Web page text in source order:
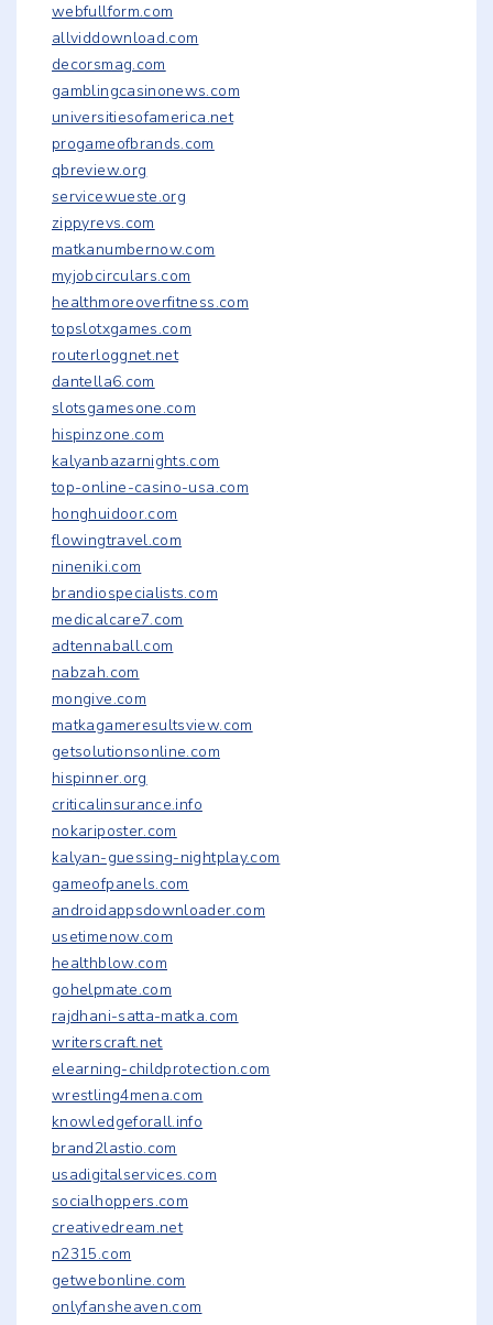
webfullform.com
allviddownload.com
decorsmag.com
gamblingcasinonews.com
universitiesofamerica.net
progameofbrands.com
qbreview.org
servicewueste.org
zippyrevs.com
matkanumbernow.com
myjobcirculars.com
healthmoreoverfitness.com
topslotxgames.com
routerloggnet.net
dantella6.com
slotsgamesone.com
hispinzone.com
kalyanbazarnights.com
top-online-casino-usa.com
honghuidoor.com
flowingtravel.com
nineniki.com
brandiospecialists.com
medicalcare7.com
adtennaball.com
nabzah.com
mongive.com
matkagameresultsview.com
getsolutionsonline.com
hispinner.org
criticalinsurance.info
nokariposter.com
kalyan-guessing-nightplay.com
gameofpanels.com
androidappsdownloader.com
usetimenow.com
healthblow.com
gohelpmate.com
rajdhani-satta-matka.com
writerscraft.net
elearning-childprotection.com
wrestling4mena.com
knowledgeforall.info
brand2lastio.com
usadigitalservices.com
socialhoppers.com
creativedream.net
n2315.com
getwebonline.com
onlyfansheaven.com